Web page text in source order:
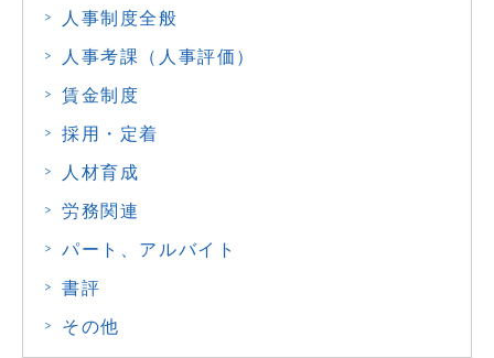
人事制度全般
人事考課（人事評価）
賃金制度
採用・定着
人材育成
労務関連
パート、アルバイト
書評
その他